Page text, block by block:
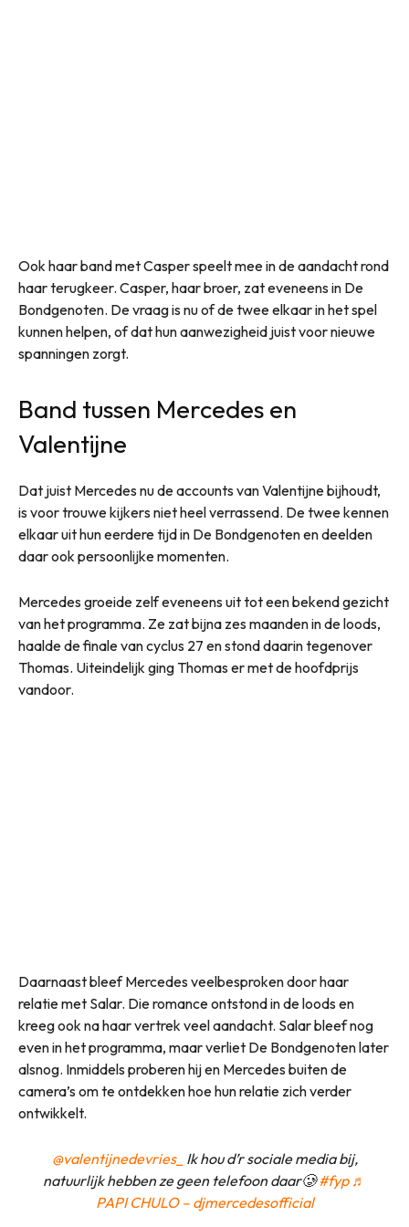
Ook haar band met Casper speelt mee in de aandacht rond
haar terugkeer. Casper, haar broer, zat eveneens in De
Bondgenoten. De vraag is nu of de twee elkaar in het spel
kunnen helpen, of dat hun aanwezigheid juist voor nieuwe
spanningen zorgt.
Band tussen Mercedes en
Valentijne
Dat juist Mercedes nu de accounts van Valentijne bijhoudt,
is voor trouwe kijkers niet heel verrassend. De twee kennen
elkaar uit hun eerdere tijd in De Bondgenoten en deelden
daar ook persoonlijke momenten.
Mercedes groeide zelf eveneens uit tot een bekend gezicht
van het programma. Ze zat bijna zes maanden in de loods,
haalde de finale van cyclus 27 en stond daarin tegenover
Thomas. Uiteindelijk ging Thomas er met de hoofdprijs
vandoor.
Daarnaast bleef Mercedes veelbesproken door haar
relatie met Salar. Die romance ontstond in de loods en
kreeg ook na haar vertrek veel aandacht. Salar bleef nog
even in het programma, maar verliet De Bondgenoten later
alsnog. Inmiddels proberen hij en Mercedes buiten de
camera’s om te ontdekken hoe hun relatie zich verder
ontwikkelt.
@valentijnedevries_ Ik hou d’r sociale media bij,
natuurlijk hebben ze geen telefoon daar🥲#fyp ♬
PAPI CHULO – djmercedesofficial